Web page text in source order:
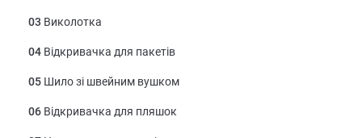
03 Виколотка
04 Відкривачка для пакетів
05 Шило зі швейним вушком
06 Відкривачка для пляшок